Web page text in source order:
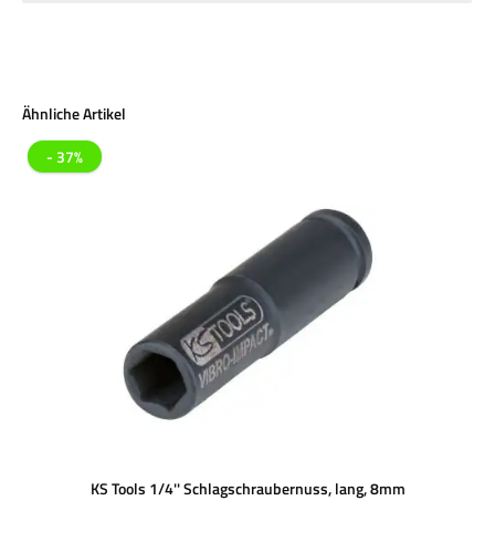
Produktgalerie überspringen
Ähnliche Artikel
- 37%
KS Tools 1/4'' Schlagschraubernuss, lang, 8mm